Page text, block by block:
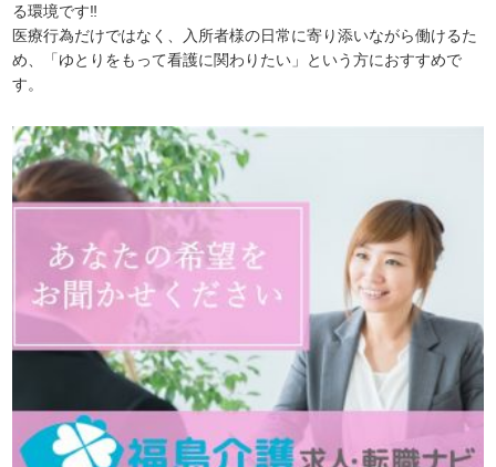
る環境です‼
医療行為だけではなく、入所者様の日常に寄り添いながら働けるた
め、「ゆとりをもって看護に関わりたい」という方におすすめで
す。